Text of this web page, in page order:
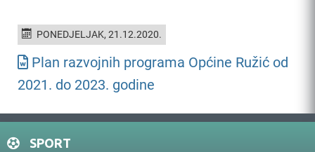
PONEDJELJAK, 21.12.2020.
Plan razvojnih programa Općine Ružić od
2021. do 2023. godine
SPORT